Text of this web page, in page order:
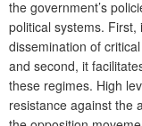
the government’s
political systems.
dissemination of
and second, it
these regimes. High
resistance against the